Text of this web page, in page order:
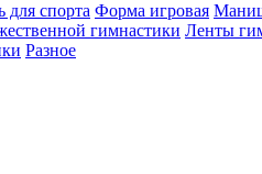
для спорта Форма игровая
гимнастики Ленты
Разное